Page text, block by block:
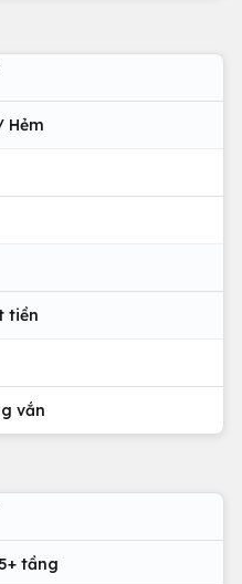
Hẻm
tiền
vắn
tầng